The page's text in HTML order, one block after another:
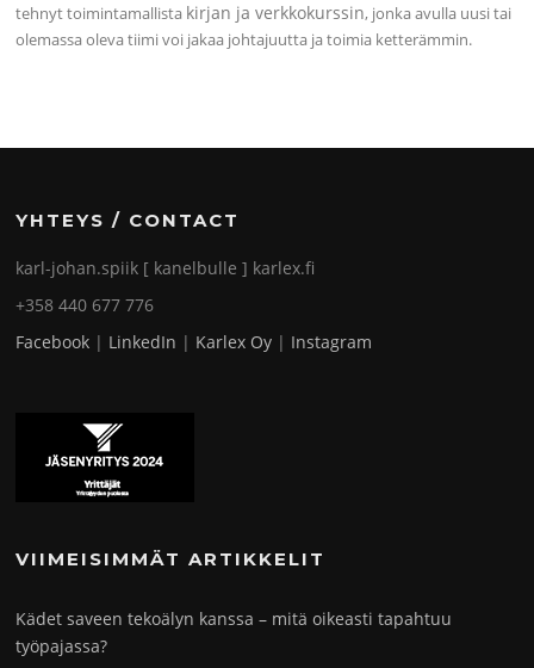
tehnyt toimintamallista kirjan ja verkkokurssin, jonka avulla uusi tai
olemassa oleva tiimi voi jakaa johtajuutta ja toimia ketterämmin.
YHTEYS / CONTACT
karl-johan.spiik [ kanelbulle ] karlex.fi
+358 440 677 776
Facebook | LinkedIn | Karlex Oy | Instagram
VIIMEISIMMÄT ARTIKKELIT
Kädet saveen tekoälyn kanssa – mitä oikeasti tapahtuu
työpajassa?